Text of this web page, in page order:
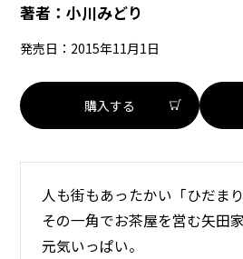
著者：小川みどり
発売日：2015年11月1日
購入する
人も街もあったかい「ひだま
その一角でお茶屋を営む矢田
元気いっぱい。